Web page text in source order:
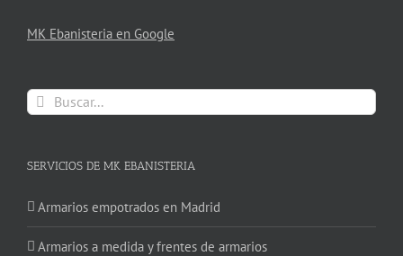
MK Ebanisteria en Google
Buscar:
SERVICIOS DE MK EBANISTERIA
Armarios empotrados en Madrid
Armarios a medida y frentes de armarios